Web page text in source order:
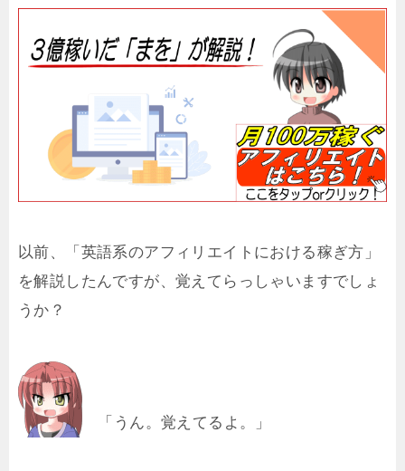
以前、「英語系のアフィリエイトにおける稼ぎ方」
を解説したんですが、覚えてらっしゃいますでしょ
うか？
「うん。覚えてるよ。」